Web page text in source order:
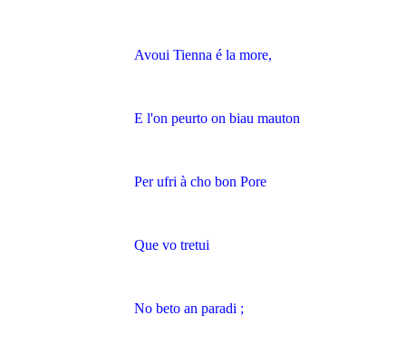
Avoui Tienna é la more,
E l'on peurto on biau mauton
Per ufri à cho bon Pore
Que vo tretui
No beto an paradi ;